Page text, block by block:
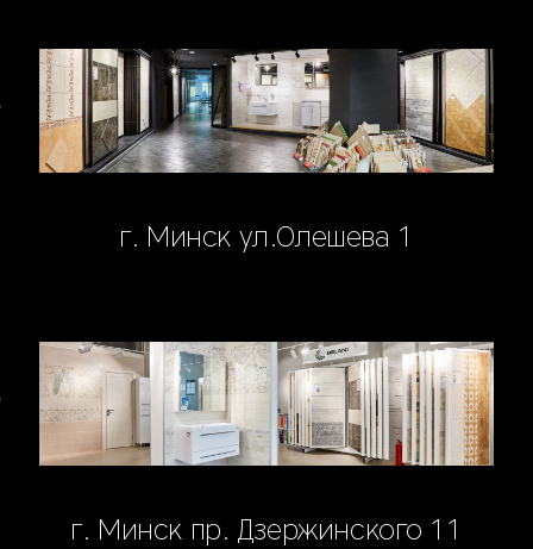
г. Минск ул.Олешева 1
г. Минск пр. Дзержинского 11